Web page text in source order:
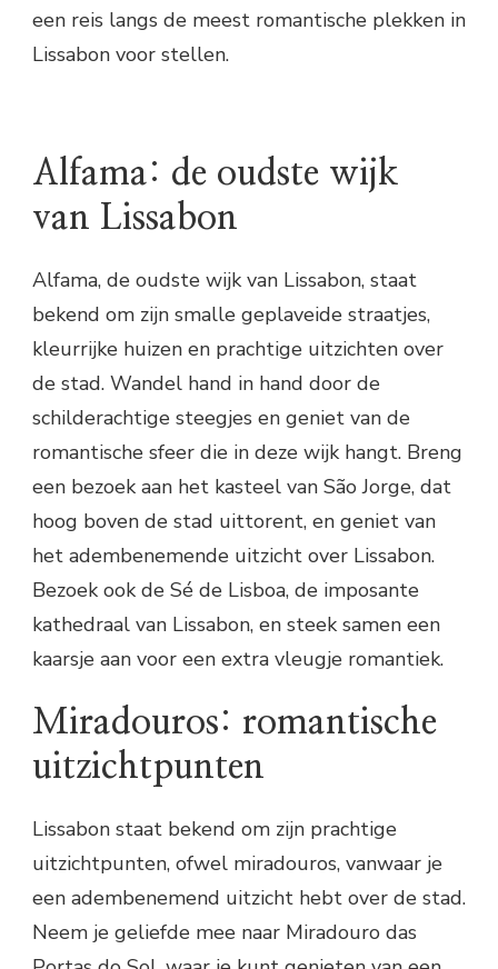
een reis langs de meest romantische plekken in
Lissabon voor stellen.
Alfama: de oudste wijk
van Lissabon
Alfama, de oudste wijk van Lissabon, staat
bekend om zijn smalle geplaveide straatjes,
kleurrijke huizen en prachtige uitzichten over
de stad. Wandel hand in hand door de
schilderachtige steegjes en geniet van de
romantische sfeer die in deze wijk hangt. Breng
een bezoek aan het kasteel van São Jorge, dat
hoog boven de stad uittorent, en geniet van
het adembenemende uitzicht over Lissabon.
Bezoek ook de Sé de Lisboa, de imposante
kathedraal van Lissabon, en steek samen een
kaarsje aan voor een extra vleugje romantiek.
Miradouros: romantische
uitzichtpunten
Lissabon staat bekend om zijn prachtige
uitzichtpunten, ofwel miradouros, vanwaar je
een adembenemend uitzicht hebt over de stad.
Neem je geliefde mee naar Miradouro das